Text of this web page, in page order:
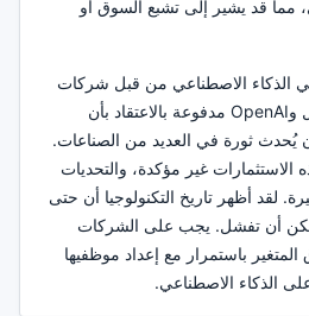
مما قد يشير إلى تشبع السوق أو
الذكاء الاصطناعي من قبل شركات
مثل مايكروسوفت وجوجل وOpenAI مدفوعة بالاعتقاد بأن
يُحدث ثورة في العديد من الصناعات.
الاستثمارات غير مؤكدة، والتحديات
لقد أظهر تاريخ التكنولوجيا أن حتى
يمكن أن تفشل. يجب على الشركات
باستمرار مع إعداد موظفيها
على الذكاء الاصطناعي.